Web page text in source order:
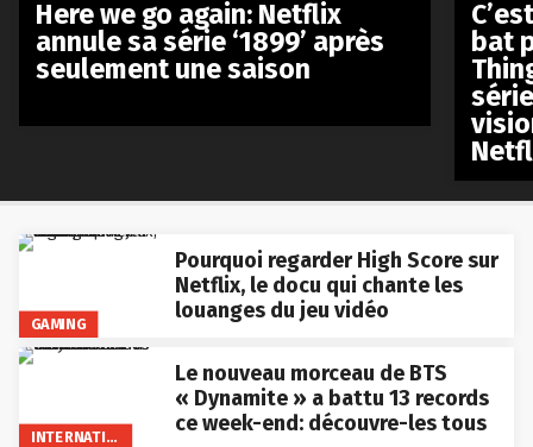
GAMING
Pourquoi regarder High Score sur
Netflix, le docu qui chante les
louanges du jeu vidéo
INTERNATIONAL
Le nouveau morceau de BTS
« Dynamite » a battu 13 records
ce week-end: découvre-les tous
Here we go again: Netflix
annule sa série ‘1899’ après
seulement une saison
bat